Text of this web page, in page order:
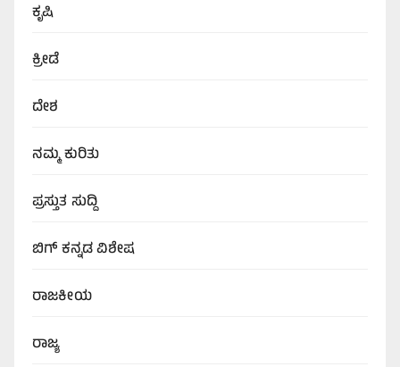
ಕೃಷಿ
ಕ್ರೀಡೆ
ದೇಶ
ನಮ್ಮ ಕುರಿತು
ಪ್ರಸ್ತುತ ಸುದ್ದಿ
ಬಿಗ್‌ ಕನ್ನಡ ವಿಶೇಷ
ರಾಜಕೀಯ
ರಾಜ್ಯ